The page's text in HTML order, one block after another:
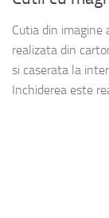
Cutia din imagine
realizata din
si caserata la
Inchiderea este